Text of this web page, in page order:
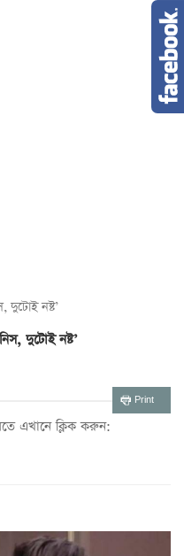
দুটোই নষ্ট’
দুটোই নষ্ট’
Print
এখানে ক্লিক করুন: